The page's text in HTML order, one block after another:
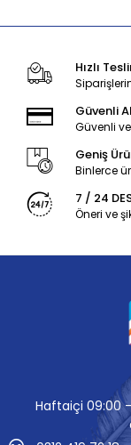
Hızlı
Güvenli
Güvenli
Geniş
Binlerce
7 / 24
Öneri ve
Haftaiçi 09:00